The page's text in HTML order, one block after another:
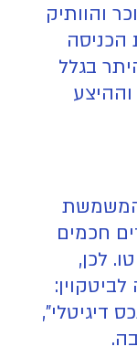
והוותיק
הכניסה
בגלל
המשמשת
חכמים
לכן,
דיגיטלי”,